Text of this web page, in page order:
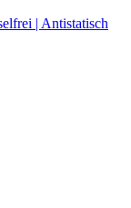
| Antistatisch